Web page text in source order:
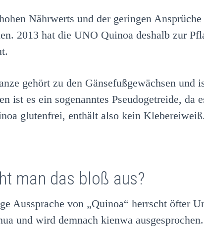
Nährwerts und der geringen
2013 hat die UNO Quinoa deshalb zur
gehört zu den Gänsefußgewächsen
ist es ein sogenanntes Pseudogetreide,
glutenfrei, enthält also kein Klebereiweiß.
man das bloß aus?
Aussprache von „Quinoa“ herrscht öfter
und wird demnach kienwa